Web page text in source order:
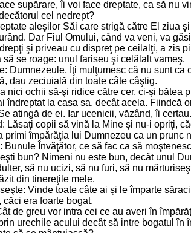
supărare, îi voi face dreptate, ca să nu
cel nedrept?
aleşilor Săi care strigă către El ziua
Dar Fiul Omului, când va veni, va
şi priveau cu dispreţ pe ceilalţi, a zis
se roage: unul fariseu şi celălalt vameş.
Dumnezeule, Îţi mulţumesc că nu sunt
dau zeciuială din toate câte câştig.
nici ochii să-şi ridice către cer, ci-şi
îndreptat la casa sa, decât acela.
atingă de ei. Iar ucenicii, văzând, îi certau.
Lăsaţi copii să vină la Mine şi nu-i opriţi,
primi împărăţia lui Dumnezeu ca un prunc
Bunule Învăţător, ce să fac ca să
bun? Nimeni nu este bun, decât unul
să nu ucizi, să nu furi, să nu
din tinereţile mele.
Vinde toate câte ai şi le împarte
era foarte bogat.
de greu vor intra cei ce au averi în
urechile acului decât să intre bogatul în